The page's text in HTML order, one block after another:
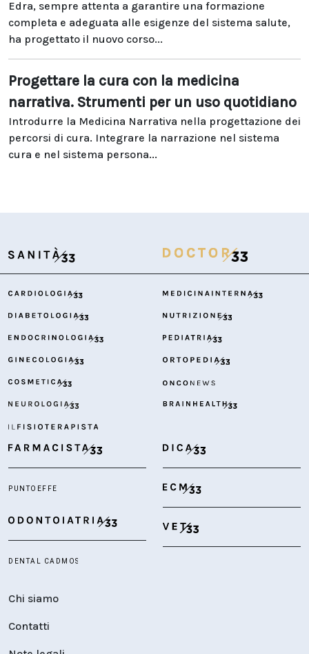
Edra, sempre attenta a garantire una formazione
completa e adeguata alle esigenze del sistema salute,
ha progettato il nuovo corso...
Progettare la cura con la medicina
narrativa. Strumenti per un uso quotidiano
Introdurre la Medicina Narrativa nella progettazione dei
percorsi di cura. Integrare la narrazione nel sistema
cura e nel sistema persona...
Chi siamo
Contatti